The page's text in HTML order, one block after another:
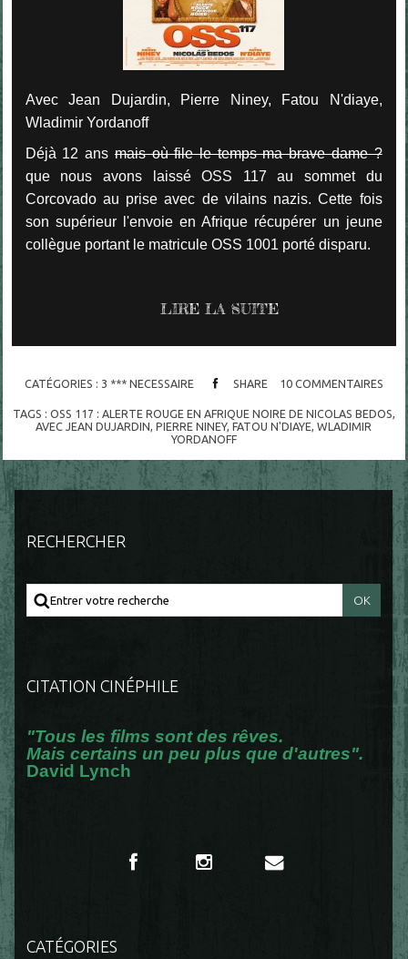
Avec Jean Dujardin, Pierre Niney, Fatou N'diaye,
Wladimir Yordanoff
Déjà 12 ansmais où file le temps ma brave dame ?
que nous avons laissé OSS 117 au sommet du
Corcovado au prise avec de vilains nazis. Cette fois
son supérieur l'envoie en Afrique récupérer un jeune
collègue portant le matricule OSS 1001 porté disparu.
LIRE LA SUITE
CATÉGORIES : 3 *** NECESSAIRE SHARE 10 COMMENTAIRES
TAGS : OSS 117 : ALERTE ROUGE EN AFRIQUE NOIRE DE NICOLAS BEDOS
AVEC JEAN DUJARDIN ,PIERRE NINEY,FATOU N'DIAYE ,WLADIMIR
YORDANOFF
RECHERCHER
CITATION CINÉPHILE
"Tous les films sont des rêves.
Mais certains un peu plus que d'autres".
David Lynch
CATÉGORIES